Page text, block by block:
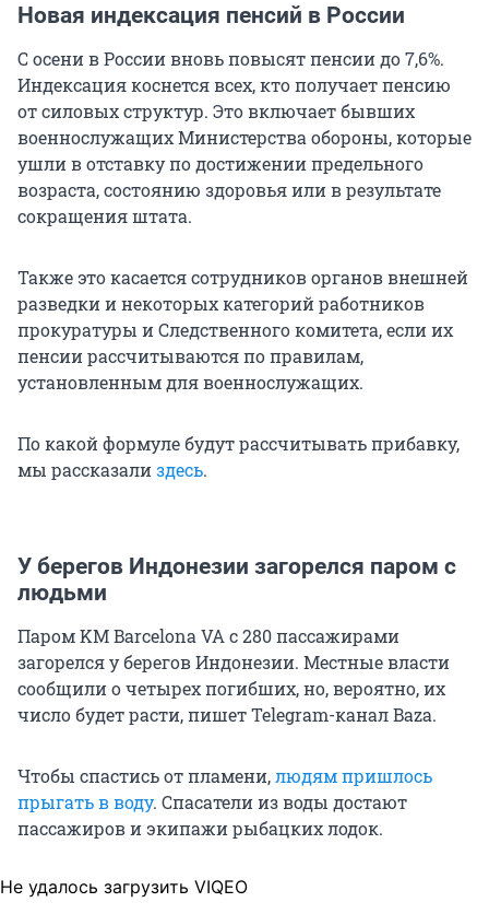
Новая индексация пенсий в России
С осени в России вновь повысят пенсии до 7,6%.
Индексация коснется всех, кто получает пенсию
от силовых структур. Это включает бывших
военнослужащих Министерства обороны, которые
ушли в отставку по достижении предельного
возраста, состоянию здоровья или в результате
сокращения штата.
Также это касается сотрудников органов внешней
разведки и некоторых категорий работников
прокуратуры и Следственного комитета, если их
пенсии рассчитываются по правилам,
установленным для военнослужащих.
По какой формуле будут рассчитывать прибавку,
мы рассказализдесь.
У берегов Индонезии загорелся паром с
людьми
Паром KM Barcelona VA с 280 пассажирами
загорелся у берегов Индонезии. Местные власти
сообщили о четырех погибших, но, вероятно, их
число будет расти, пишет Telegram-канал Baza.
Чтобы спастись от пламени,людям пришлось
прыгать в воду. Спасатели из воды достают
пассажиров и экипажи рыбацких лодок.
Не удалось загрузить VIQEO